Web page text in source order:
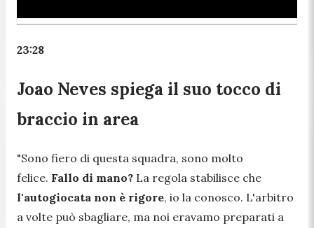
23:28
Joao Neves spiega il suo tocco di
braccio in area
"Sono fiero di questa squadra, sono molto
felice. Fallo di mano? La regola stabilisce che
l'autogiocata non è rigore, io la conosco. L'arbitro
a volte può sbagliare, ma noi eravamo preparati a